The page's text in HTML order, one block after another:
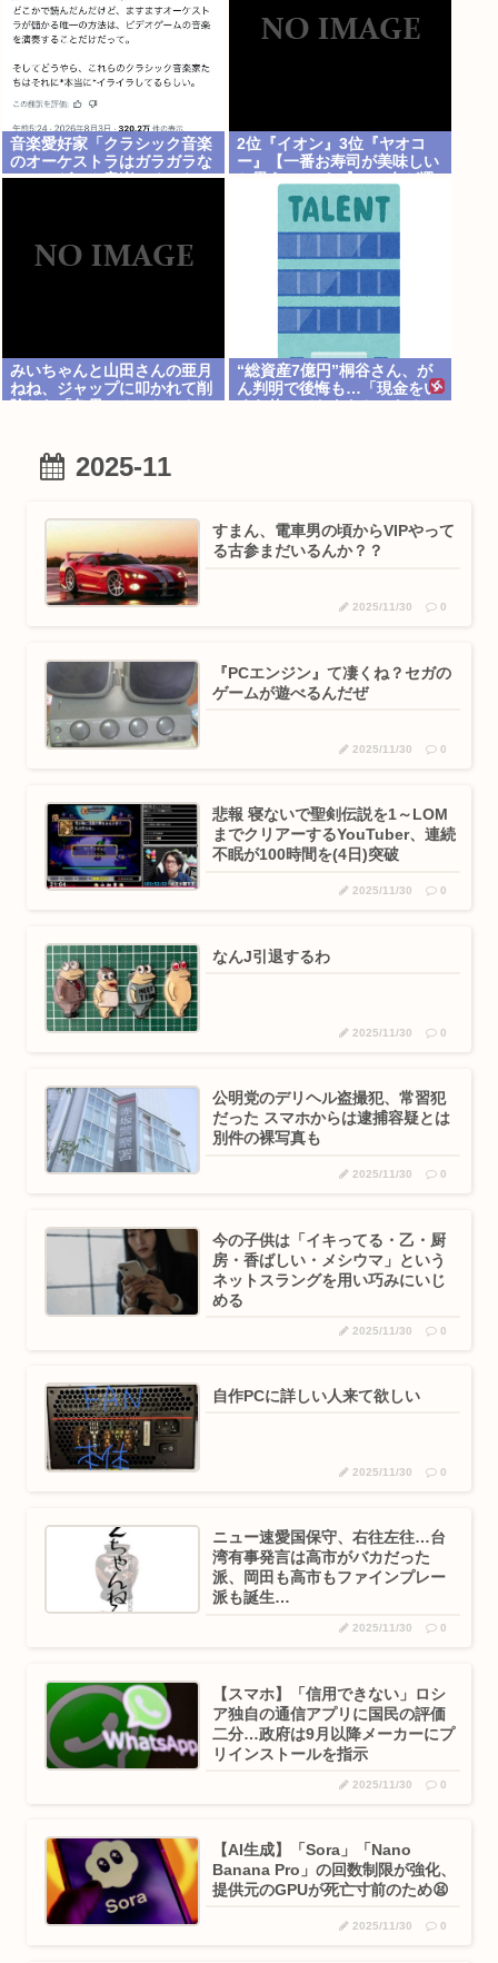
音楽愛好家「クラシック音楽
のオーケストラはガラガラな
のに、ゲーム音楽のオーケス
2位『イオン』3位『ヤオコ
ー』【一番お寿司が美味しい
と思うスーパー】300名が選
ぶ1位に
みいちゃんと山田さんの亜月
ねね、ジャップに叩かれて削
“総資産7億円”桐谷さん、が
ん判明で後悔も…「現金をい
2025-11
すまん、電車男の頃からVIPやって
る古参まだいるんか？？
2025/11/30 0
『PCエンジン』て凄くね？セガの
ゲームが遊べるんだぜ
2025/11/30 0
悲報 寝ないで聖剣伝説を1～LOM
までクリアーするYouTuber、連続
不眠が100時間を(4日)突破
2025/11/30 0
なんJ引退するわ
2025/11/30 0
公明党のデリヘル盗撮犯、常習犯
だった スマホからは逮捕容疑とは
別件の裸写真も
2025/11/30 0
今の子供は「イキってる・乙・厨
房・香ばしい・メシウマ」という
ネットスラングを用い巧みにいじ
める
2025/11/30 0
自作PCに詳しい人来て欲しい
2025/11/30 0
ニュー速愛国保守、右往左往…台
湾有事発言は高市がバカだった
派、岡田も高市もファインプレー
派も誕生…
2025/11/30 0
【スマホ】「信用できない」ロシ
ア独自の通信アプリに国民の評価
二分…政府は9月以降メーカーにプ
リインストールを指示
2025/11/30 0
【AI生成】「Sora」「Nano
Banana Pro」の回数制限が強化、
提供元のGPUが死亡寸前のため😫
2025/11/30 0